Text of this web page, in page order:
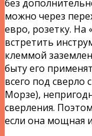
без
можно через
евро, розетку. На
встретить
клеммой
быту его
всего под сверло
Морзе),
сверления.
если она мощная